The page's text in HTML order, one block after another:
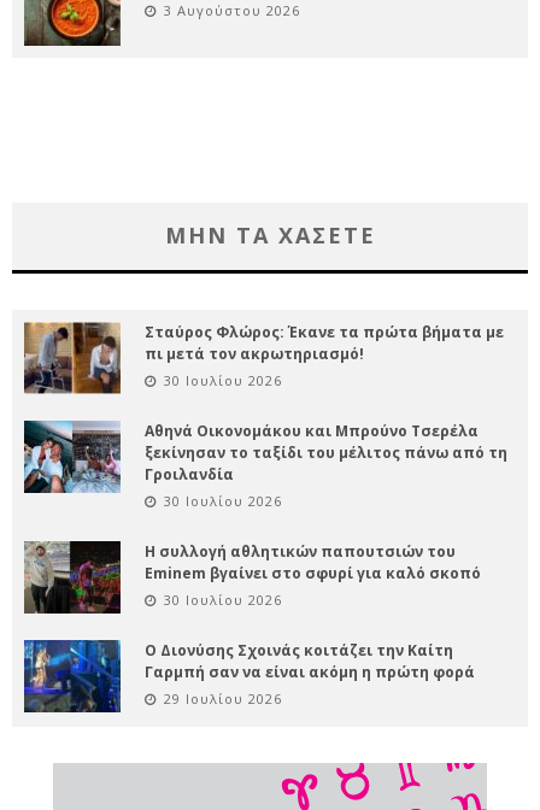
3 Αυγούστου 2026
ΜΗΝ ΤΑ ΧΑΣΕΤΕ
Σταύρος Φλώρος: Έκανε τα πρώτα βήματα με
πι μετά τον ακρωτηριασμό!
30 Ιουλίου 2026
Αθηνά Οικονομάκου και Μπρούνο Τσερέλα
ξεκίνησαν το ταξίδι του μέλιτος πάνω από τη
Γροιλανδία
30 Ιουλίου 2026
Η συλλογή αθλητικών παπουτσιών του
Eminem βγαίνει στο σφυρί για καλό σκοπό
30 Ιουλίου 2026
Ο Διονύσης Σχοινάς κοιτάζει την Καίτη
Γαρμπή σαν να είναι ακόμη η πρώτη φορά
29 Ιουλίου 2026